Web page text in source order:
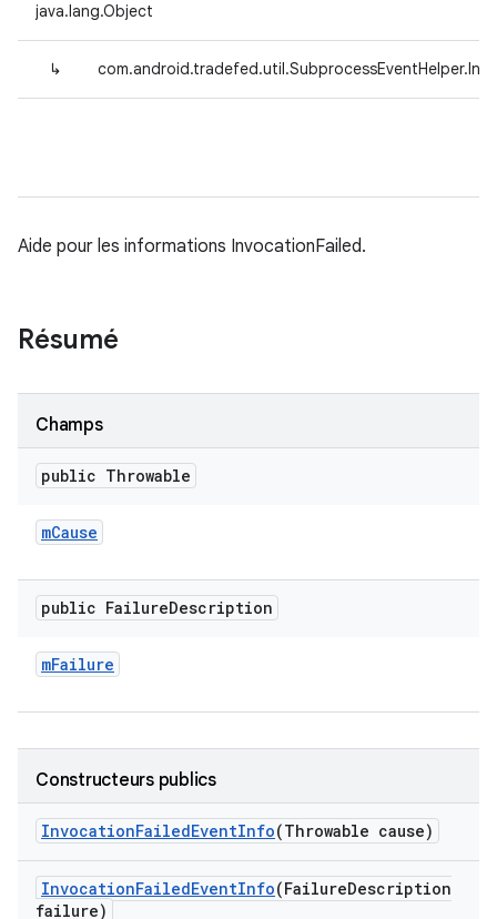
java.lang.Object
↳
Aide pour les informations InvocationFailed.
Résumé
Champs
public Throwable
mCause
public FailureDescription
mFailure
Constructeurs publics
InvocationFailedEventInfo(Throwable cause)
InvocationFailedEventInfo(FailureDescription
failure)